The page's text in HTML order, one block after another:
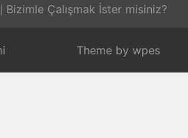
Bizimle Çalışmak İster misiniz?
Theme by wpes